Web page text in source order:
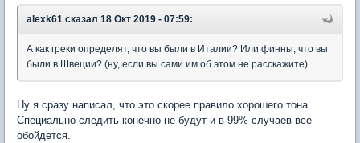
alexk61 сказал 18 Окт 2019 - 07:59:
А как греки определят, что вы были в Италии? Или финны, что вы
были в Швеции? (ну, если вы сами им об этом не расскажите)
Ну я сразу написал, что это скорее правило хорошего тона.
Специально следить конечно не будут и в 99% случаев все
обойдется.